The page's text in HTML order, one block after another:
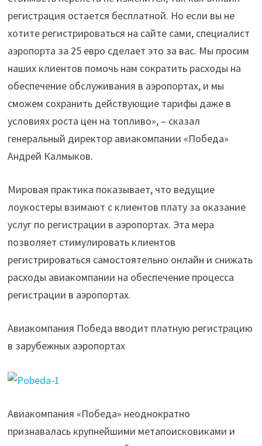
регистрация остается бесплатной. Но если вы не
хотите регистрироваться на сайте сами, специалист
аэропорта за 25 евро сделает это за вас. Мы просим
наших клиентов помочь нам сократить расходы на
обеспечение обслуживания в аэропортах, и мы
сможем сохранить действующие тарифы даже в
условиях роста цен на топливо», – сказал
генеральный директор авиакомпании «Победа»
Андрей Калмыков.
Мировая практика показывает, что ведущие
лоукостеры взимают с клиентов плату за оказание
услуг по регистрации в аэропортах. Эта мера
позволяет стимулировать клиентов
регистрироваться самостоятельно онлайн и снижать
расходы авиакомпании на обеспечение процесса
регистрации в аэропортах.
Авиакомпания Победа вводит платную регистрацию
в зарубежных аэропортах
Авиакомпания «Победа» неоднократно
признавалась крупнейшими метапоисковиками и